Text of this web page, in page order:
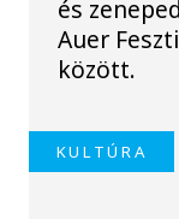
és
Auer
között.
KULTÚRA